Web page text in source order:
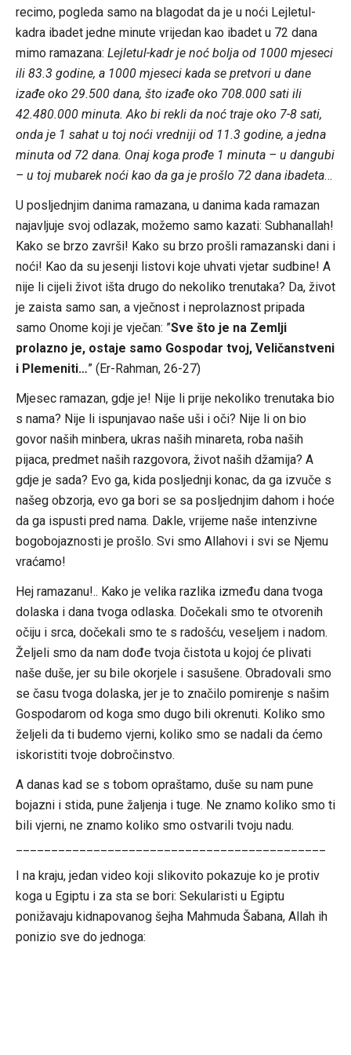
recimo, pogleda samo na blagodat da je u noći Lejletul-
kadra ibadet jedne minute vrijedan kao ibadet u 72 dana
mimo ramazana: Lejletul-kadr je noć bolja od 1000 mjeseci
ili 83.3 godine, a 1000 mjeseci kada se pretvori u dane
izađe oko 29.500 dana, što izađe oko 708.000 sati ili
42.480.000 minuta. Ako bi rekli da noć traje oko 7-8 sati,
onda je 1 sahat u toj noći vredniji od 11.3 godine, a jedna
minuta od 72 dana. Onaj koga prođe 1 minuta – u dangubi
– u toj mubarek noći kao da ga je prošlo 72 dana ibadeta…
U posljednjim danima ramazana, u danima kada ramazan
najavljuje svoj odlazak, možemo samo kazati: Subhanallah!
Kako se brzo završi! Kako su brzo prošli ramazanski dani i
noći! Kao da su jesenji listovi koje uhvati vjetar sudbine! A
nije li cijeli život išta drugo do nekoliko trenutaka? Da, život
je zaista samo san, a vječnost i neprolaznost pripada
samo Onome koji je vječan: ”Sve što je na Zemlji
prolazno je, ostaje samo Gospodar tvoj, Veličanstveni
i Plemeniti…” (Er-Rahman, 26-27)
Mjesec ramazan, gdje je! Nije li prije nekoliko trenutaka bio
s nama? Nije li ispunjavao naše uši i oči? Nije li on bio
govor naših minbera, ukras naših minareta, roba naših
pijaca, predmet naših razgovora, život naših džamija? A
gdje je sada? Evo ga, kida posljednji konac, da ga izvuče s
našeg obzorja, evo ga bori se sa posljednjim dahom i hoće
da ga ispusti pred nama. Dakle, vrijeme naše intenzivne
bogobojaznosti je prošlo. Svi smo Allahovi i svi se Njemu
vraćamo!
Hej ramazanu!.. Kako je velika razlika između dana tvoga
dolaska i dana tvoga odlaska. Dočekali smo te otvorenih
očiju i srca, dočekali smo te s radošću, veseljem i nadom.
Željeli smo da nam dođe tvoja čistota u kojoj će plivati
naše duše, jer su bile okorjele i sasušene. Obradovali smo
se času tvoga dolaska, jer je to značilo pomirenje s našim
Gospodarom od koga smo dugo bili okrenuti. Koliko smo
željeli da ti budemo vjerni, koliko smo se nadali da ćemo
iskoristiti tvoje dobročinstvo.
A danas kad se s tobom opraštamo, duše su nam pune
bojazni i stida, pune žaljenja i tuge. Ne znamo koliko smo ti
bili vjerni, ne znamo koliko smo ostvarili tvoju nadu.
I na kraju, jedan video koji slikovito pokazuje ko je protiv
koga u Egiptu i za sta se bori: Sekularisti u Egiptu
ponižavaju kidnapovanog šejha Mahmuda Šabana, Allah ih
ponizio sve do jednoga: